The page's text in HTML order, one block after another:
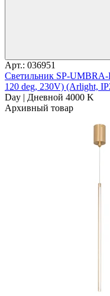
Арт.: 036951
Светильник SP-
120 deg, 230V) (Arlight,
Day | Дневной 4000 K
Архивный товар